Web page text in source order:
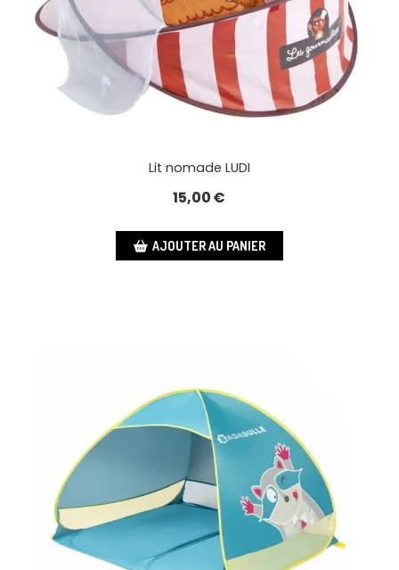
Lit nomade LUDI
15,00€
AJOUTER AU PANIER